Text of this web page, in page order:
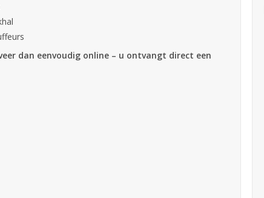
dan eenvoudig online – u ontvangt direct een